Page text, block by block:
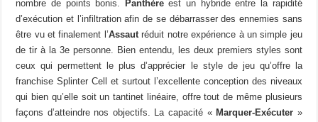
nombre de points bonis.
Panthèreest un hybride entre la rapidité
d’exécution et l’infiltration afin de se débarrasser des ennemies sans
être vu et finalement l’Assautréduit notre expérience à un simple jeu
de tir à la 3e personne. Bien entendu, les deux premiers styles sont
ceux qui permettent le plus d’apprécier le style de jeu qu’offre la
franchise Splinter Cell et surtout l’excellente conception des niveaux
qui bien qu’elle soit un tantinet linéaire, offre tout de même plusieurs
façons d’atteindre nos objectifs. La capacité « Marquer-Exécuter »